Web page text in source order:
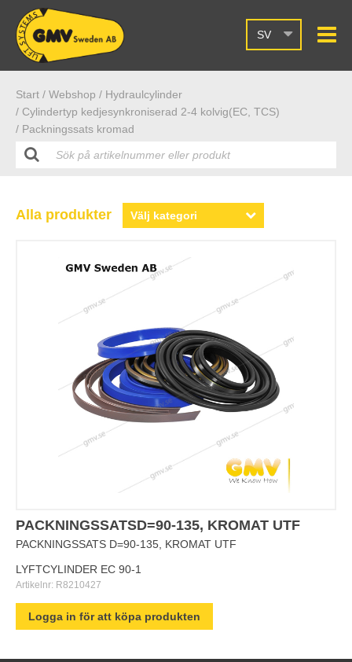
SV
Start / Webshop / Hydraulcylinder
/ Cylindertyp kedjesynkroniserad 2-4 kolvig(EC, TCS)
/ Packningssats kromad
Alla produkter
PACKNINGSSATSD=90-135, KROMAT UTF
PACKNINGSSATS D=90-135, KROMAT UTF
LYFTCYLINDER EC 90-1
Artikelnr: R8210427
Logga in för att köpa produkten